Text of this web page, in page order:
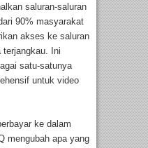
saluran-saluran
90% masyarakat
akses ke saluran
terjangkau. Ini
satu-satunya
untuk video
ke dalam
mengubah apa yang